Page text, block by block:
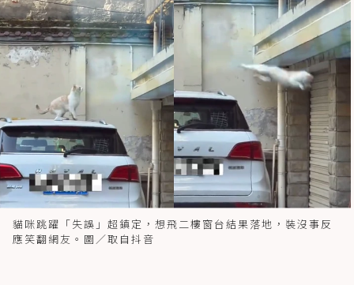
貓咪跳躍「失誤」超鎮定，想飛二樓窗台結果落地，裝沒事反
應笑翻網友。圖／取自抖音